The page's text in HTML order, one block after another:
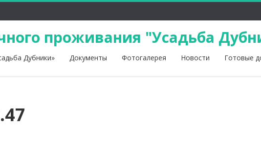
проживания "Усадьба
Дубники» Документы Фотогалерея Новости Готовые